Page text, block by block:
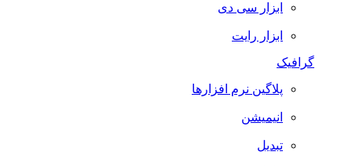
ابزار سی دی
ابزار رایت
گرافیک
پلاگین نرم افزارها
انیمیشن
تبدیل